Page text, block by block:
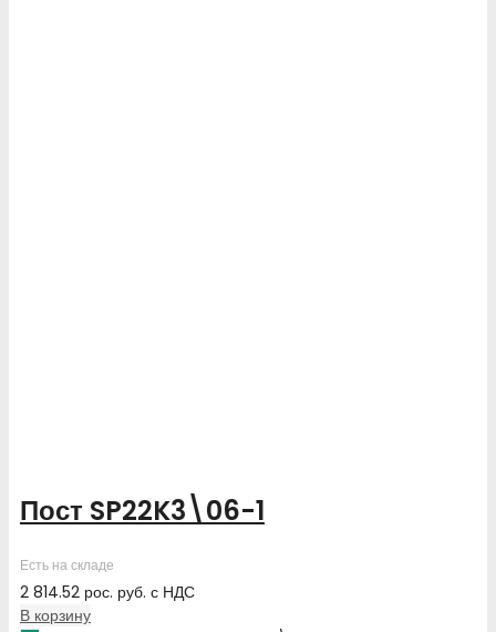
Пост SP22K3\06-1
Есть на складе
2 814.52 рос. руб. с НДС
В корзину